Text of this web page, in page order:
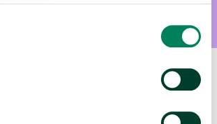
kennis over Japanse cultuur.